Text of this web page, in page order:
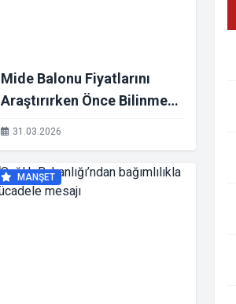
Mide Balonu Fiyatlarını
Araştırırken Önce Bilinmesi
Gerekenler
31.03.2026
MANŞET